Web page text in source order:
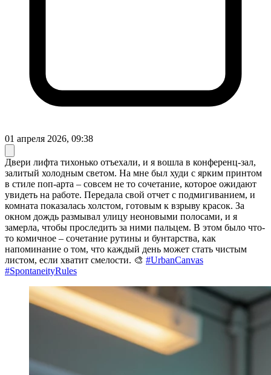
01 апреля 2026, 09:38
Двери лифта тихонько отъехали, и я вошла в конференц-зал,
залитый холодным светом. На мне был худи с ярким принтом
в стиле поп-арта – совсем не то сочетание, которое ожидают
увидеть на работе. Передала свой отчет с подмигиванием, и
комната показалась холстом, готовым к взрыву красок. За
окном дождь размывал улицу неоновыми полосами, и я
замерла, чтобы проследить за ними пальцем. В этом было что-
то комичное – сочетание рутины и бунтарства, как
напоминание о том, что каждый день может стать чистым
листом, если хватит смелости. 🎨 #UrbanCanvas
#SpontaneityRules